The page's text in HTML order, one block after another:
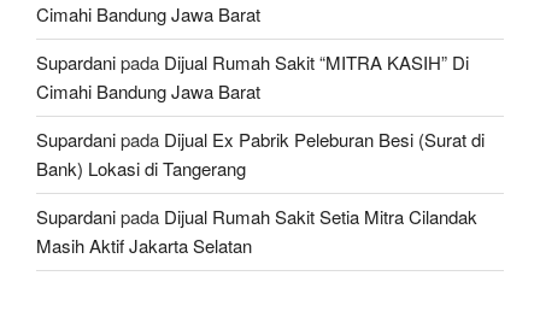
Cimahi Bandung Jawa Barat
Supardanipada Dijual Rumah Sakit “MITRA KASIH” Di
Cimahi Bandung Jawa Barat
Supardanipada Dijual Ex Pabrik Peleburan Besi (Surat di
Bank) Lokasi di Tangerang
Supardanipada Dijual Rumah Sakit Setia Mitra Cilandak
Masih Aktif Jakarta Selatan